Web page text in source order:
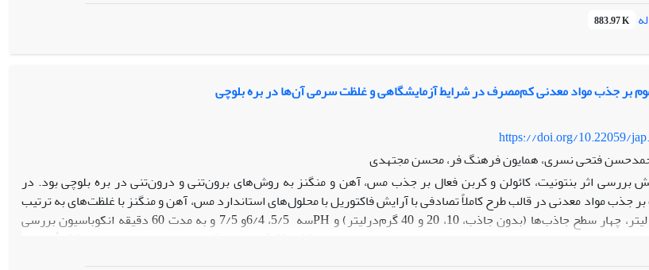
که استفاده از جیره دارای دانه کتان و دانه سویا تا سطح 10 درصد جیره بدون اثر منفی بر مصرف خوراک باعث بهبود عملکرد میش ها در دوره انتقال و افزایش
883.97 K
بر جذب مواد معدنی کم‌مصرف در شرایط آزمایشگاهی و غلظت سرمی آن‌ها در بره‌ بلوچی
https://doi.org/10.22059/
فتحی نسری، همایون فرهنگ فر، محسن مجتهدی
بررسی اثر بنتونیت، کائولن و کربن فعال بر جذب مس، آهن و منگنز به روش‌های برون‌تنی و درون‌تنی در بره بلوچی بود. در
جذب مواد معدنی در قالب طرح کاملاً تصادفی با آرایش فاکتوریل با محلول‌های استاندارد مس، آهن و منگنز با غلظت‌های به ترتیب
هفت، 20 و 30 میلی‌گرم بر لیتر، چهار سطح جاذب‌ها (بدون جاذب، 10، 20 و 40 گرم‌در‌لیتر) و PHسه 5/5، 6/4و 7/5 و به مدت 60 دقیقه انکوباسیون بررسی
شدند. در آزمایش درون‌تنی، اثر افزودن بنتونیت، کائولن و کربن فعال در سطوح صفر (شاهد)، 10 و 20 گرم‌در‌کیلوگرم به خوراک با استفاده از 36 رأس بره‌